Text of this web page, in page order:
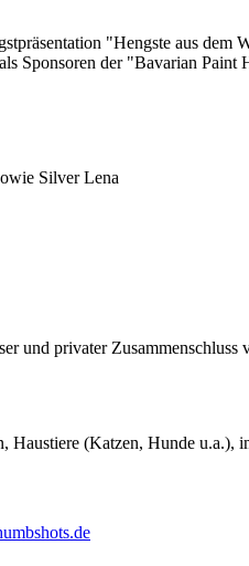
"Hengste aus dem
Sponsoren der "Bavarian
Silver Lena
und privater
Haustiere (Katzen, Hunde